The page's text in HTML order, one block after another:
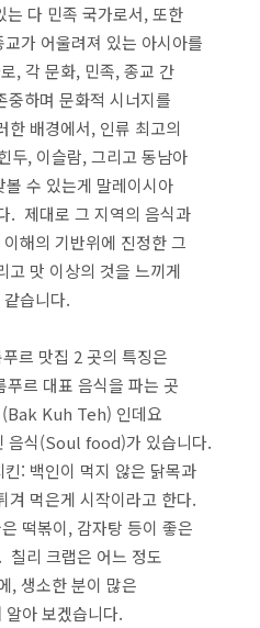
는 다 민족 국가로서, 또한
가 어울려져 있는 아시아를
, 각 문화, 민족, 종교 간
중하며 문화적 시너지를
한 배경에서, 인류 최고의
두, 이슬람, 그리고 동남아
수 있는게 말레이시아
. 제대로 그 지역의 음식과
해의 기반위에 진정한 그
고 맛 이상의 것을 느끼게
습니다.
르 맛집 2 곳의 특징은
푸르 대표 음식을 파는 곳
(Bak Kuh Teh) 인데요
음식(Soul food)가 있습니다.
: 백인이 먹지 않은 닭목과
겨 먹은게 시작이라고 한다.
떡볶이, 감자탕 등이 좋은
칠리 크랩은 어느 정도
, 생소한 분이 많은
알아 보겠습니다.